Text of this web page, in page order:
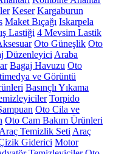
Keser Kargaburun
Maket Bıçağı Iskarpela
Lastiği 4 Mevsim Lastik
Oto Güneşlik Oto
Düzenleyici Araba
Bagaj Havuzu Oto
ve Görüntü
Basınçlı Yıkama
Torpido
Oto Cila ve
Oto Cam Bakım Ürünleri
Araç Temizlik Seti Araç
Giderici Motor